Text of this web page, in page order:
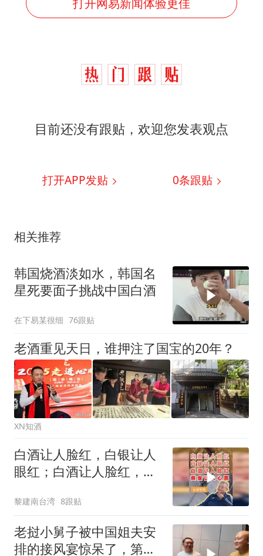
目前还没有跟贴，欢迎您发表观点
打开APP发贴 0条跟贴
相关推荐
韩国烧酒淡如水，韩国名
星死要面子挑战中国白酒
在下易某很细 76跟贴
老酒重见天日，谁押注了国宝的20年？
XN知酒
白酒让人脸红，白银让人
眼红；白酒让人脸红，黄
黎建南台湾 8跟贴
老挝小舅子被中国姐夫安
排的接风宴惊呆了，第一